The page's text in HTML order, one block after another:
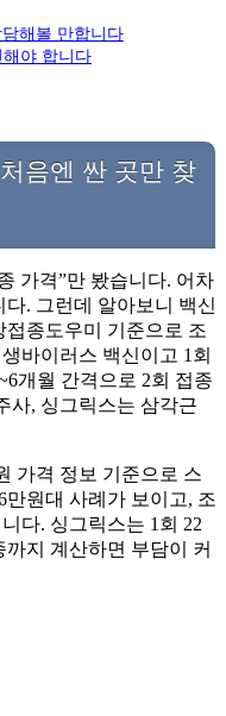
해볼 만합니다
야 합니다
음엔 싼 곳만 찾
가격”만 봤습니다. 어차
. 그런데 알아보니 백신
종도우미 기준으로 조
바이러스 백신이고 1회
개월 간격으로 2회 접종
사, 싱그릭스는 삼각근
가격 정보 기준으로 스
만원대 사례가 보이고, 조
다. 싱그릭스는 1회 22
지 계산하면 부담이 커